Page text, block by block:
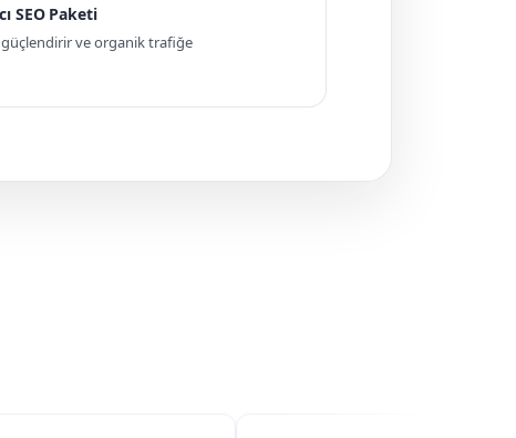
SEO Paketi
ve organik trafiğe